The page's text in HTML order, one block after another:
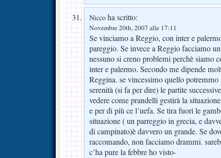
Nicco ha scritto:
Novembre 20th, 2007 alle 17:11
Se vinciamo a Reggio, con inter e
pareggio. Se invece a Reggio facciamo
nessuno si creno problemi perchè siamo
inter e palermo. Secondo me dipende
Reggina. se vincessimo quello
serenità (si fa per dire) le partite
vedere come prandelli gestirà la
e per di più ce l’uefa. Se tira fuori le
situazione ( un parreggio in grecia, e
di campinato)è davvero un grande. Se
raccomando, non facciamo drammi.
c’ha pure la febbre ho visto-